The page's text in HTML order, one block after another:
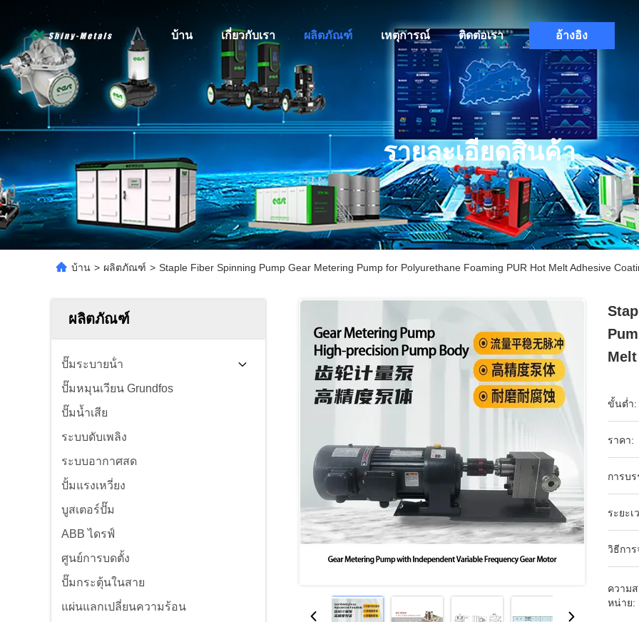
บ้าน เกี่ยวกับเรา ผลิตภัณฑ์ เหตุการณ์ ติดต่อเรา อ้างอิง
รายละเอียดสินค้า
บ้าน > ผลิตภัณฑ์ > Staple Fiber Spinning Pump Gear Metering Pump for Polyurethane Foaming PUR Hot Melt Adhesive
ผลิตภัณฑ์
ปั๊มระบายน้ํา
ปั๊มหมุนเวียน Grundfos
ปั๊มน้ำเสีย
ระบบดับเพลิง
ระบบอากาศสด
ปั้มแรงเหวี่ยง
บูสเตอร์ปั๊ม
ABB ไดรฟ์
ศูนย์การบดตั้ง
ปั๊มกระตุ้นในสาย
แผ่นแลกเปลี่ยนความร้อน
ขั้นต่ำ:
ราคา:
การบ
ระยะเ
วิธีการ
ความ
หน่าย: